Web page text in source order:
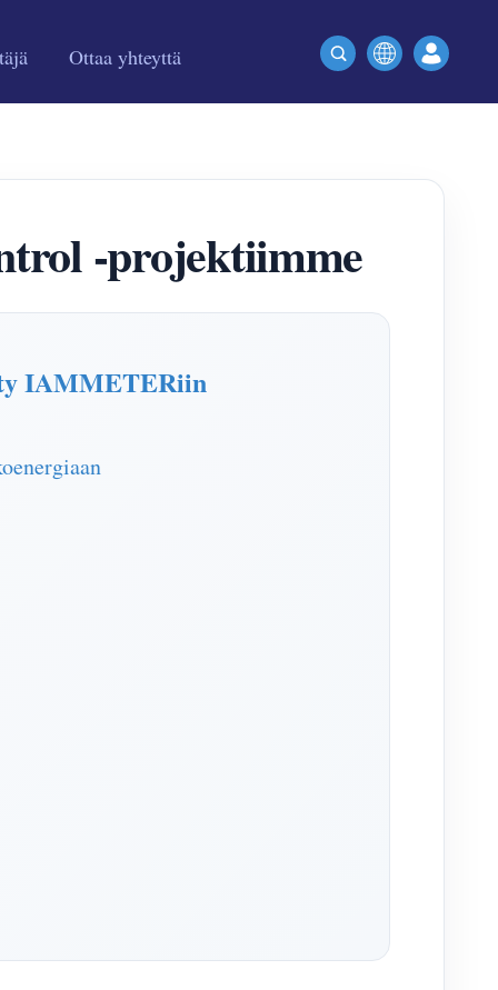
Ottaa yhteyttä
-projektiimme
IAMMETERiin